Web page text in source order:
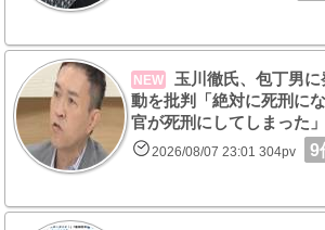
NEW
玉川徹氏、包丁男
動を批判「絶対に死刑に
官が死刑にしてしまった」
2026/08/07 23:01 304pv 9